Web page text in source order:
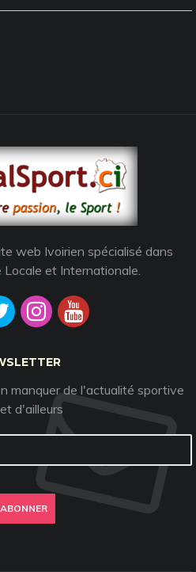
web Ivoirien spécialisé dans
et Internationale.
manquer de l'actualité sportive
d'ailleurs